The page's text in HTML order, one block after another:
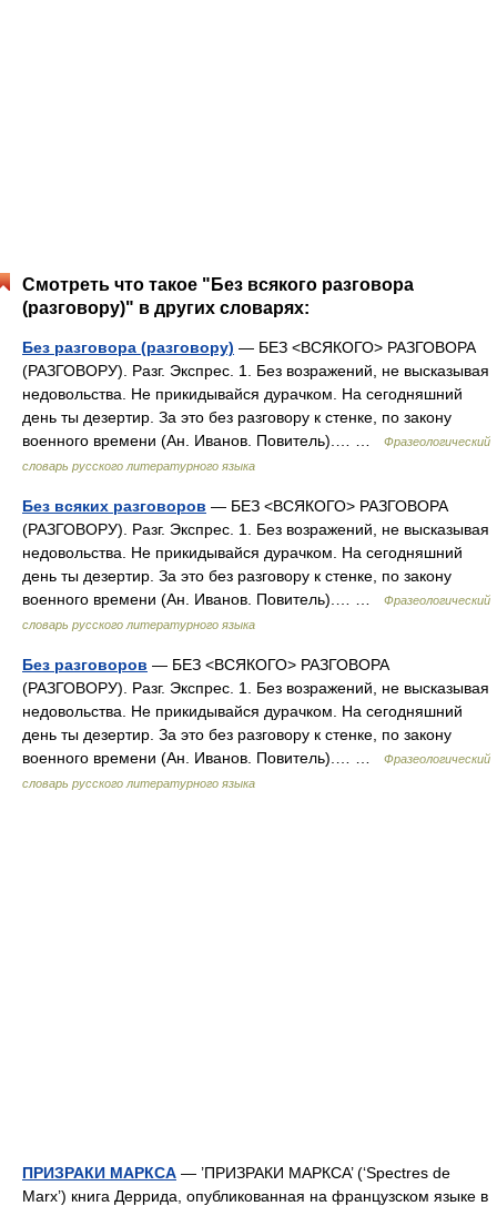
Смотреть что такое "Без всякого разговора
(разговору)" в других словарях:
Без разговора (разговору) — БЕЗ <ВСЯКОГО> РАЗГОВОРА
(РАЗГОВОРУ). Разг. Экспрес. 1. Без возражений, не высказывая
недовольства. Не прикидывайся дурачком. На сегодняшний
день ты дезертир. За это без разговору к стенке, по закону
военного времени (Ан. Иванов. Повитель).… …
Фразеологический
словарь русского литературного языка
Без всяких разговоров — БЕЗ <ВСЯКОГО> РАЗГОВОРА
(РАЗГОВОРУ). Разг. Экспрес. 1. Без возражений, не высказывая
недовольства. Не прикидывайся дурачком. На сегодняшний
день ты дезертир. За это без разговору к стенке, по закону
военного времени (Ан. Иванов. Повитель).… …
Фразеологический
словарь русского литературного языка
Без разговоров — БЕЗ <ВСЯКОГО> РАЗГОВОРА
(РАЗГОВОРУ). Разг. Экспрес. 1. Без возражений, не высказывая
недовольства. Не прикидывайся дурачком. На сегодняшний
день ты дезертир. За это без разговору к стенке, по закону
военного времени (Ан. Иванов. Повитель).… …
Фразеологический
словарь русского литературного языка
ПРИЗРАКИ МАРКСА — ’ПРИЗРАКИ МАРКСА’ (‘Spectres de
Marx’) книга Деррида, опубликованная на французском языке в